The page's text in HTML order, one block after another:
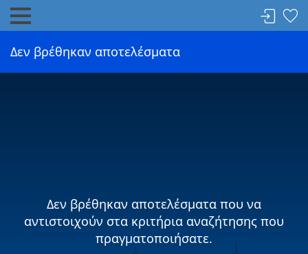
Δεν βρέθηκαν αποτελέσματα
Δεν βρέθηκαν αποτελέσματα που να
αντιστοιχούν στα κριτήρια αναζήτησης που
πραγματοποιήσατε.